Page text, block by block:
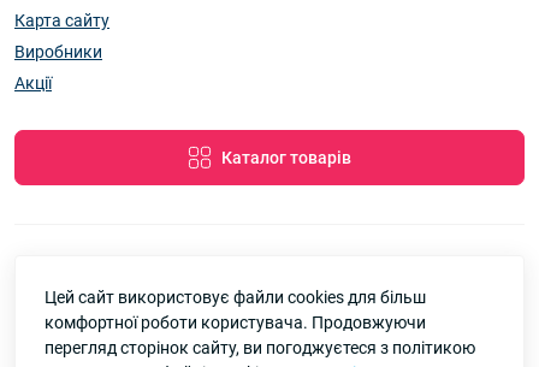
Карта сайту
Виробники
Акції
Каталог товарів
7км Одеса — Одяг і аксесуари оптом © 2026
Рейтинг
Цей сайт використовує файли cookies для більш
комфортної роботи користувача. Продовжуючи
перегляд сторінок сайту, ви погоджуєтеся з політикою